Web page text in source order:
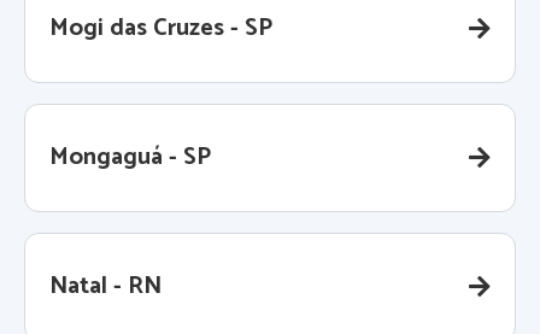
Mogi das Cruzes - SP
Mongaguá - SP
Natal - RN